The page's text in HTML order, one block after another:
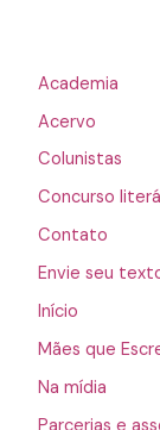
Academia
Acervo
Colunistas
Concurso
Contato
Envie seu
Início
Mães que
Na mídia